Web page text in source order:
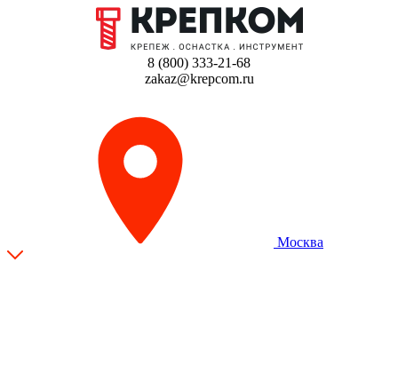
8 (800) 333-21-68
zakaz@krepcom.ru
Москва